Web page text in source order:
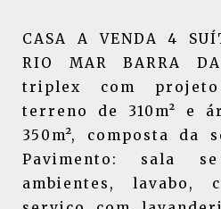
CASA A VENDA 4
RIO MAR BARRA
triplex com projeto
terreno de 310m² e
350m², composta da
Pavimento: sala
ambientes, lavabo,